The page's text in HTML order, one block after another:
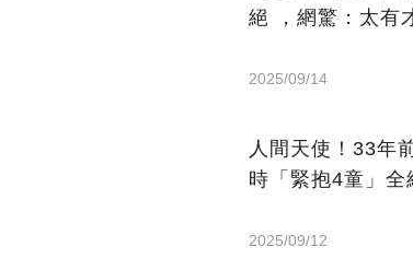
絕 ，網驚：太有
2025/09/14
人間天使！33年
時「緊抱4童」
2025/09/12